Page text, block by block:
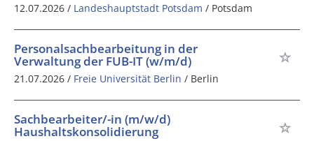
12.07.2026 / Landeshauptstadt Potsdam / Potsdam
Personalsachbearbeitung in der
Verwaltung der FUB-IT (w/m/d)
21.07.2026 / Freie Universität Berlin / Berlin
Sachbearbeiter/-in (m/w/d)
Haushaltskonsolidierung